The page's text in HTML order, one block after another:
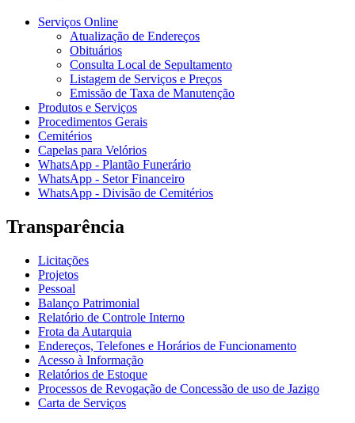
Serviços Online
Atualização de Endereços
Obituários
Consulta Local de Sepultamento
Listagem de Serviços e Preços
Emissão de Taxa de Manutenção
Produtos e Serviços
Procedimentos Gerais
Cemitérios
Capelas para Velórios
WhatsApp - Plantão Funerário
WhatsApp - Setor Financeiro
WhatsApp - Divisão de Cemitérios
Transparência
Licitações
Projetos
Pessoal
Balanço Patrimonial
Relatório de Controle Interno
Frota da Autarquia
Endereços, Telefones e Horários de Funcionamento
Acesso à Informação
Relatórios de Estoque
Processos de Revogação de Concessão de uso de Jazigo
Carta de Serviços